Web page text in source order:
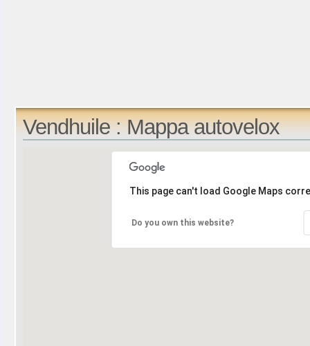
Vendhuile : Mappa autovelox
This page can't load Google Maps
Do you own this website?